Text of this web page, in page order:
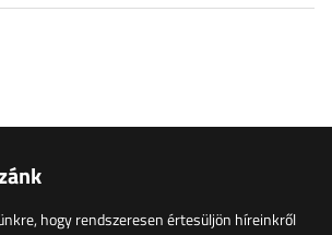
hogy rendszeresen értesüljön híreinkről